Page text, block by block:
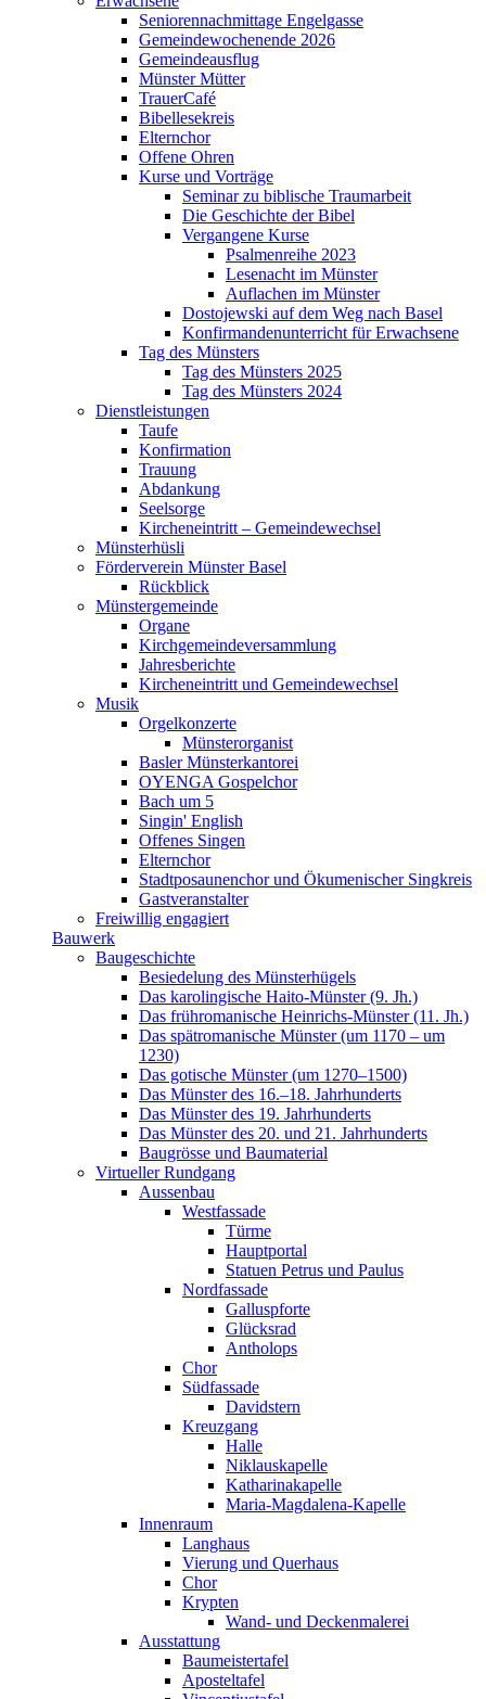
Seniorennachmittage Engelgasse
Gemeindewochenende 2026
Gemeindeausflug
Münster Mütter
TrauerCafé
Bibellesekreis
Elternchor
Offene Ohren
Kurse und Vorträge
Seminar zu biblische Traumarbeit
Die Geschichte der Bibel
Vergangene Kurse
Psalmenreihe 2023
Lesenacht im Münster
Auflachen im Münster
Dostojewski auf dem Weg nach Basel
Konfirmandenunterricht für Erwachsene
Tag des Münsters
Tag des Münsters 2025
Tag des Münsters 2024
Dienstleistungen
Taufe
Konfirmation
Trauung
Abdankung
Seelsorge
Kircheneintritt – Gemeindewechsel
Münsterhüsli
Förderverein Münster Basel
Rückblick
Münstergemeinde
Organe
Kirchgemeindeversammlung
Jahresberichte
Kircheneintritt und Gemeindewechsel
Musik
Orgelkonzerte
Münsterorganist
Basler Münsterkantorei
OYENGA Gospelchor
Bach um 5
Singin' English
Offenes Singen
Elternchor
Stadtposaunenchor und Ökumenischer Singkreis
Gastveranstalter
Freiwillig engagiert
Bauwerk
Baugeschichte
Besiedelung des Münsterhügels
Das karolingische Haito-Münster (9. Jh.)
Das frühromanische Heinrichs-Münster (11. Jh.)
Das spätromanische Münster (um 1170 – um
1230)
Das gotische Münster (um 1270–1500)
Das Münster des 16.–18. Jahrhunderts
Das Münster des 19. Jahrhunderts
Das Münster des 20. und 21. Jahrhunderts
Baugrösse und Baumaterial
Virtueller Rundgang
Aussenbau
Westfassade
Türme
Hauptportal
Statuen Petrus und Paulus
Nordfassade
Galluspforte
Glücksrad
Antholops
Chor
Südfassade
Davidstern
Kreuzgang
Halle
Niklauskapelle
Katharinakapelle
Maria-Magdalena-Kapelle
Innenraum
Langhaus
Vierung und Querhaus
Chor
Krypten
Wand- und Deckenmalerei
Ausstattung
Baumeistertafel
Aposteltafel